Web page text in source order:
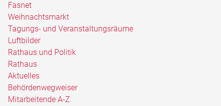
Fasnet
Weihnachtsmarkt
Tagungs- und Veranstaltungsräume
Luftbilder
Rathaus und Politik
Rathaus
Aktuelles
Behördenwegweiser
Mitarbeitende A-Z